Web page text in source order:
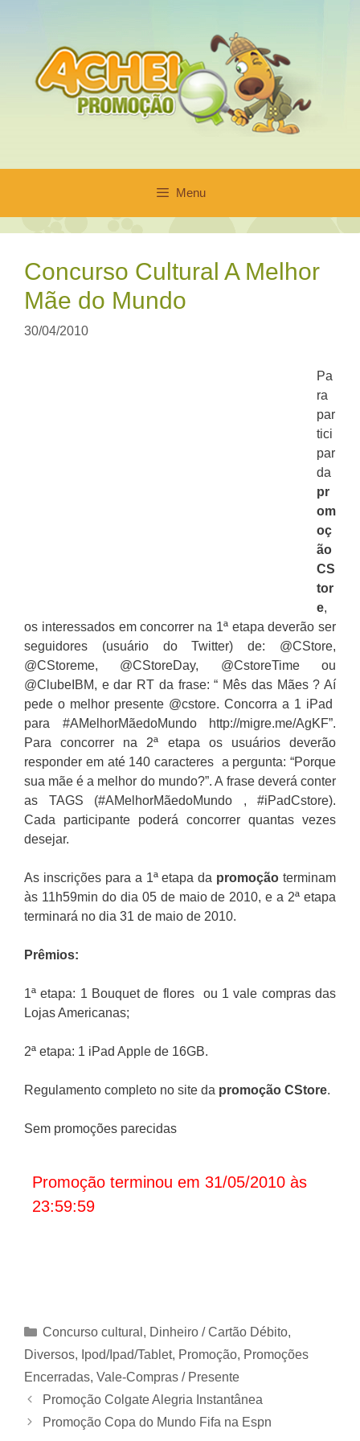
conteúdo
Menu
Concurso Cultural A Melhor
Mãe do Mundo
30/04/2010
Pa
ra
par
tici
par
da
pr
om
oç
ão
CS
tor
e,
os interessados em concorrer na 1ª etapa deverão ser
seguidores (usuário do Twitter) de: @CStore,
@CStoreme, @CStoreDay, @CstoreTime ou
@ClubeIBM, e dar RT da frase: “ Mês das Mães ? Aí
pede o melhor presente @cstore. Concorra a 1 iPad
para #AMelhorMãedoMundo http://migre.me/AgKF”.
Para concorrer na 2ª etapa os usuários deverão
responder em até 140 caracteres a pergunta: “Porque
sua mãe é a melhor do mundo?”. A frase deverá conter
as TAGS (#AMelhorMãedoMundo , #iPadCstore).
Cada participante poderá concorrer quantas vezes
desejar.
As inscrições para a 1ª etapa da promoção terminam
às 11h59min do dia 05 de maio de 2010, e a 2ª etapa
terminará no dia 31 de maio de 2010.
Prêmios:
1ª etapa: 1 Bouquet de flores ou 1 vale compras das
Lojas Americanas;
2ª etapa: 1 iPad Apple de 16GB.
Regulamento completo no site da promoção CStore.
Sem promoções parecidas
Promoção terminou em 31/05/2010 às
23:59:59
Categorias
Concurso cultural , Dinheiro / Cartão Débito,
Diversos, Ipod/Ipad/Tablet, Promoção, Promoções
Encerradas, Vale-Compras / Presente
Promoção Colgate Alegria Instantânea
Promoção Copa do Mundo Fifa na Espn